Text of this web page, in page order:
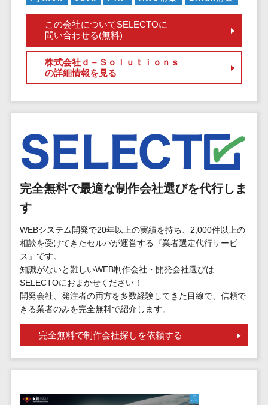
サーバー・ネットワーク監視>
設備監視システム>
ID管理システム>
クラウド接続サービス>
キッティングサービス>
情シスアウトソーシング>
セキュリティ
セキュリティ・脆弱性診断>
ペネトレーションテスト>
標的型攻撃メール訓練サービス>
認証システム>
クラウド型セキュリティカメラ>
EFOツール
LP作成サービ
広告運用代行
MAツール
動画配信シス
SNS管理ツー
ィングツール
MEOツール
イベント管理
システム
ポート
システム(IVR)
この会社についてSELECTOに
問い合わせる(無料)
株式会社ｄ－Ｓｏｌｕｔｉｏｎｓ
の詳細情報を見る
完全無料で最適な制作会社選びを代行しま
す
WEBシステム開発で20年以上の実績を持ち、2,000件以上の
相談を受けてきたセルバが運営する『業者選定代行サービ
ス』です。
知識がないと難しいWEB制作会社・開発会社選びは
SELECTOにおまかせください！
開発会社、発注者の両方を多数経験してきた目線で、信頼で
きる業者のみを完全無料で紹介します。
完全無料で制作会社探しを依頼する